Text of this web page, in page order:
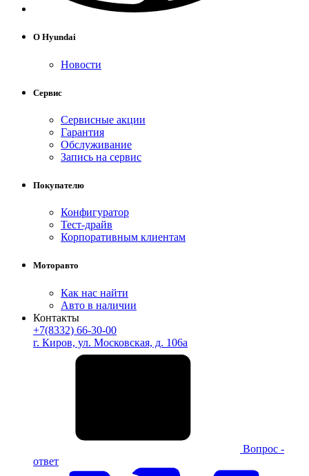
О Hyundai
Новости
Сервис
Сервисные акции
Гарантия
Обслуживание
Запись на сервис
Покупателю
Конфигуратор
Тест-драйв
Корпоративным клиентам
Моторавто
Как нас найти
Авто в наличии
Контакты
+7(8332) 66-30-00
г. Киров, ул. Московская, д. 106а
Вопрос -
ответ